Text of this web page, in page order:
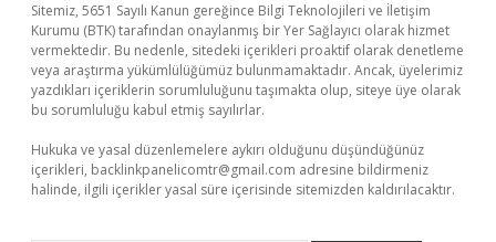
Sitemiz, 5651 Sayılı Kanun gereğince Bilgi Teknolojileri ve İletişim
Kurumu (BTK) tarafından onaylanmış bir Yer Sağlayıcı olarak hizmet
vermektedir. Bu nedenle, sitedeki içerikleri proaktif olarak denetleme
veya araştırma yükümlülüğümüz bulunmamaktadır. Ancak, üyelerimiz
yazdıkları içeriklerin sorumluluğunu taşımakta olup, siteye üye olarak
bu sorumluluğu kabul etmiş sayılırlar.
Hukuka ve yasal düzenlemelere aykırı olduğunu düşündüğünüz
içerikleri, backlinkpanelicomtr@gmail.com adresine bildirmeniz
halinde, ilgili içerikler yasal süre içerisinde sitemizden kaldırılacaktır.